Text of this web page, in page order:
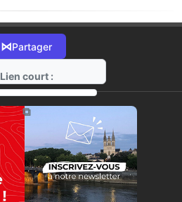
⋈Partager
Lien court :
https://radio-g.fr?18839
⧉